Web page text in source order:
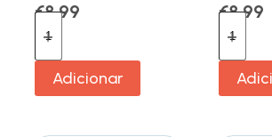
€8.99
Adicionar
€8.99